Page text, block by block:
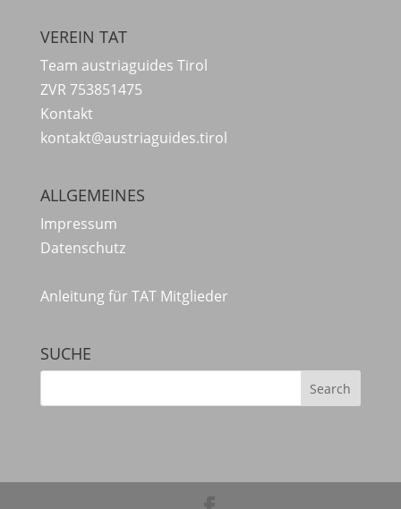
VEREIN TAT
Team austriaguides Tirol
ZVR 753851475
Kontakt
kontakt@austriaguides.tirol
ALLGEMEINES
Impressum
Datenschutz
Anleitung für TAT Mitglieder
SUCHE